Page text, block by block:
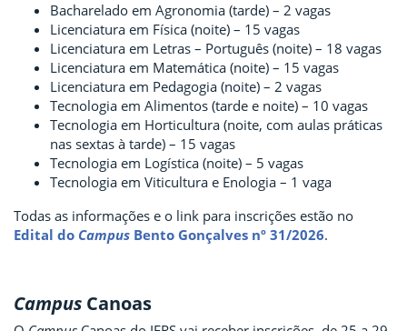
Bacharelado em Agronomia (tarde) – 2 vagas
Licenciatura em Física (noite) – 15 vagas
Licenciatura em Letras – Português (noite) – 18 vagas
Licenciatura em Matemática (noite) – 15 vagas
Licenciatura em Pedagogia (noite) – 2 vagas
Tecnologia em Alimentos (tarde e noite) – 10 vagas
Tecnologia em Horticultura (noite, com aulas práticas
nas sextas à tarde) – 15 vagas
Tecnologia em Logística (noite) – 5 vagas
Tecnologia em Viticultura e Enologia – 1 vaga
Todas as informações e o link para inscrições estão no
Edital do Campus Bento Gonçalves nº 31/2026.
Campus Canoas